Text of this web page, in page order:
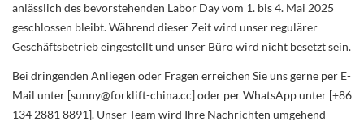
anlässlich des bevorstehenden Labor Day vom 1. bis 4. Mai 2025
geschlossen bleibt. Während dieser Zeit wird unser regulärer
Geschäftsbetrieb eingestellt und unser Büro wird nicht besetzt sein.
Bei dringenden Anliegen oder Fragen erreichen Sie uns gerne per E-
Mail unter [sunny@forklift-china.cc] oder per WhatsApp unter [+86
134 2881 8891]. Unser Team wird Ihre Nachrichten umgehend